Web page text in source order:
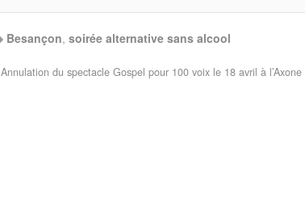
Besançon,soirée alternative sans alcool
Annulation du spectacle Gospel pour 100 voix le 18 avril à l’Axone